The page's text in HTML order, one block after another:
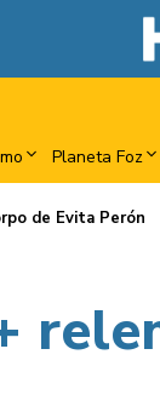
Planeta Foz
de Evita Perón